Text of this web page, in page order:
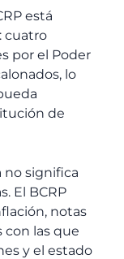
está
cuatro
por el Poder
lo
de
no significa
El BCRP
notas
con las que
y el estado